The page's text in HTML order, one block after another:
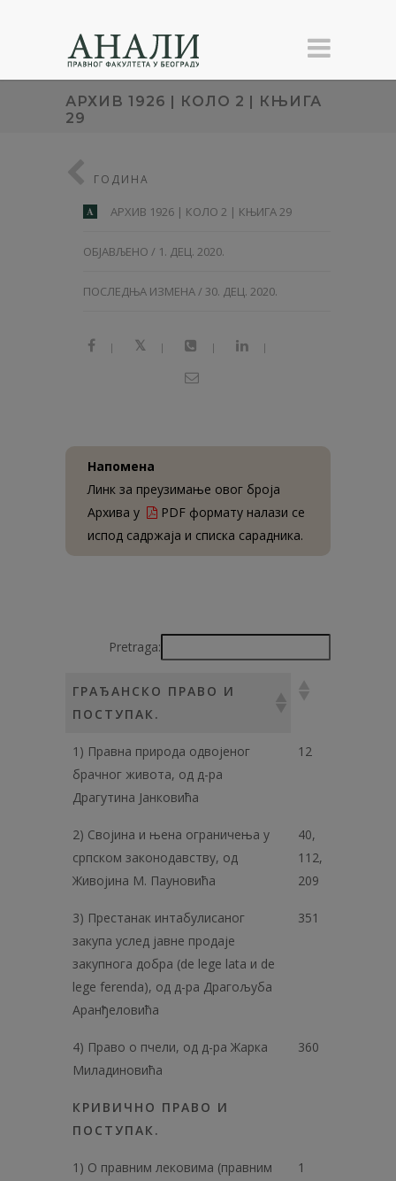
АРХИВ 1926 | КОЛО 2 | КЊИГА
29
ГОДИНА
A АРХИВ 1926 | КОЛО 2 | КЊИГА 29
ОБЈАВЉЕНО / 1. ДЕЦ. 2020.
ПОСЛЕДЊА ИЗМЕНА / 30. ДЕЦ. 2020.
| | | |
Напомена
Линк за преузимање овог броја
Архива у
PDF формату налази се
испод садржаја и списка сарадника.
Pretraga:
ГРАЂАНСКО ПРАВО И
ПОСТУПАК.
1) Правна природа одвојеног
брачног живота, од д-ра
Драгутина Јанковића
12
2) Својина и њена ограничења у
српском законодавству, од
Живојина М. Пауновића
40,
112,
209
3) Престанак интабулисаног
закупа услед јавне продаје
закупнога добра (de lege lata и de
lege ferenda), од д-ра Драгољуба
Аранђеловића
351
4) Право о пчели, од д-ра Жарка
Миладиновића
360
КРИВИЧНО ПРАВО И
ПОСТУПАК.
1) О правним лековима (правним
1